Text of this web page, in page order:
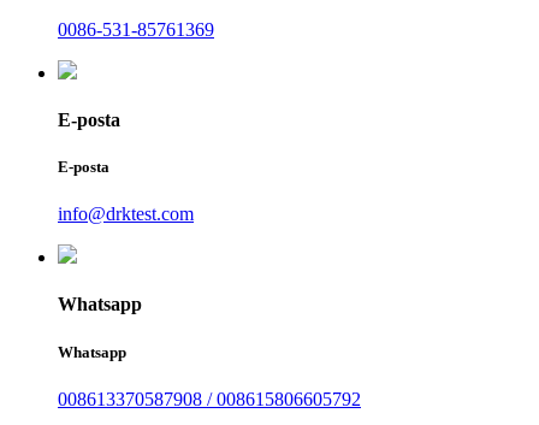
0086-531-85761369
E-posta
E-posta
info@drktest.com
Whatsapp
Whatsapp
008613370587908 / 008615806605792